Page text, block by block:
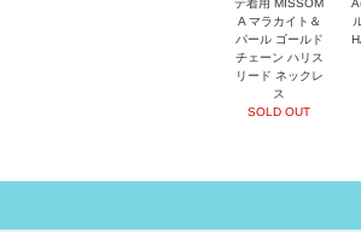
テ着用 MISSOM
A マラカイト＆
パール ゴールド
チェーン ハリス
リード ネックレ
ス
SOLD OUT